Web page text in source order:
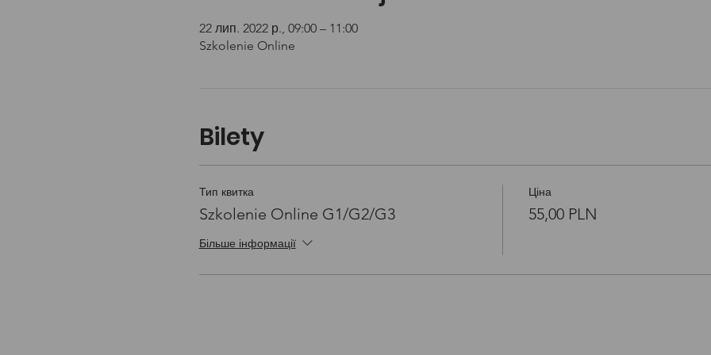
22 лип. 2022 р., 09:00 – 11:00
Szkolenie Online
Bilety
Тип квитка
Szkolenie Online G1/G2/G3
Більше інформації
Ціна
55,00 PLN